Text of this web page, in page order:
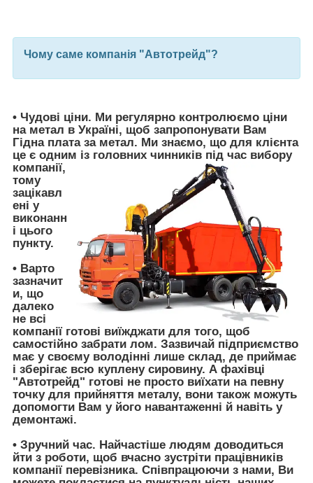
Чому саме компанія "Автотрейд"?
• Чудові ціни. Ми регулярно контролюємо ціни
на метал в Україні, щоб запропонувати Вам
Гідна плата за метал. Ми знаємо, що для клієнта
це є одним із головних чинників під час вибору
компанії,
тому
зацікавл
ені у
виконанн
і цього
пункту.
• Варто
зазначит
и, що
далеко
не всі
компанії готові виїжджати для того, щоб
самостійно забрати лом. Зазвичай підприємство
має у своєму володінні лише склад, де приймає
і зберігає всю куплену сировину. А фахівці
"Автотрейд" готові не просто виїхати на певну
точку для прийняття металу, вони також можуть
допомогти Вам у його навантаженні й навіть у
демонтажі.
• Зручний час. Найчастіше людям доводиться
йти з роботи, щоб вчасно зустріти працівників
компанії перевізника. Співпрацюючи з нами, Ви